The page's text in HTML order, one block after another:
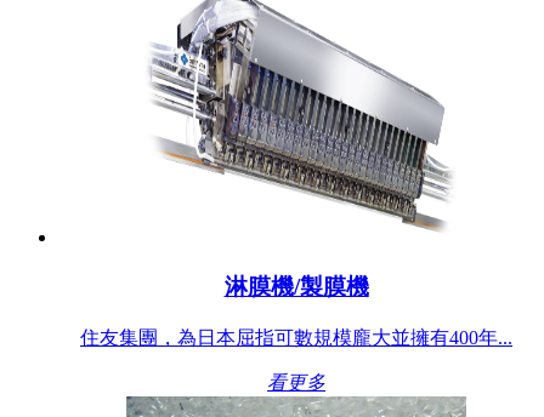
淋膜機/製膜機
住友集團，為日本屈指可數規模龐大並擁有400年...
看更多